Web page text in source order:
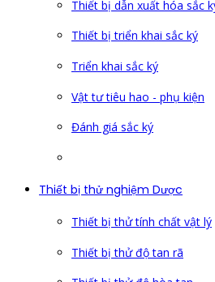
Thiết bị dẫn xuất hóa sắc
Thiết bị triển khai sắc ký
Triển khai sắc ký
Vật tư tiêu hao - phụ kiện
Đánh giá sắc ký
Thiết bị thử nghiệm Dược
Thiết bị thử tính chất vật lý
Thiết bị thử độ tan rã